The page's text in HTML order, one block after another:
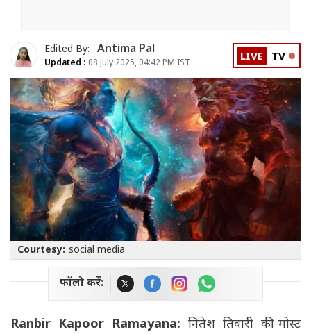
Edited By: Antima Pal
Updated : 08 July 2025, 04:42 PM IST LIVE TV
Courtesy: social media
फॉलो करें:
Ranbir Kapoor Ramayana: नितेश तिवारी की मोस्ट